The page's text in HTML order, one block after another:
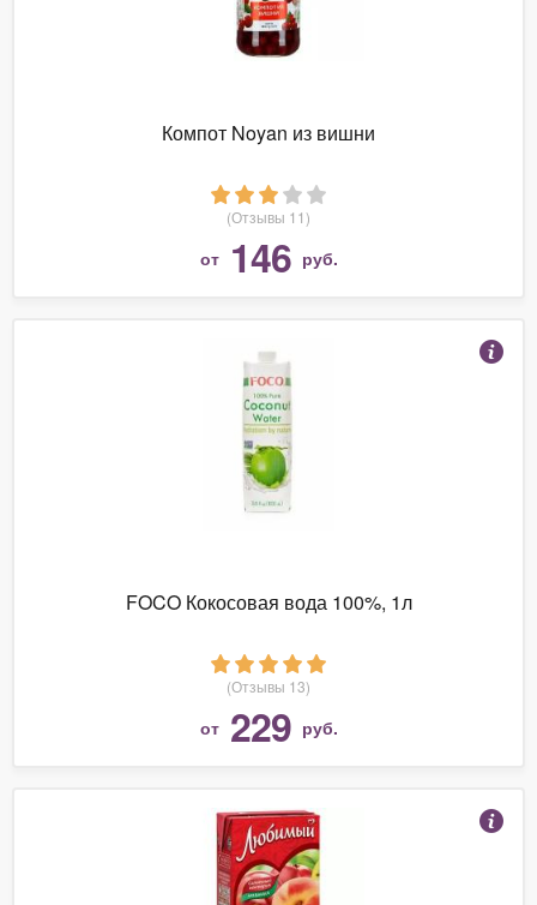
Компот Noyan из вишни
(Отзывы 11)
от 146 руб.
FOCO Кокосовая вода 100%, 1л
(Отзывы 13)
от 229 руб.